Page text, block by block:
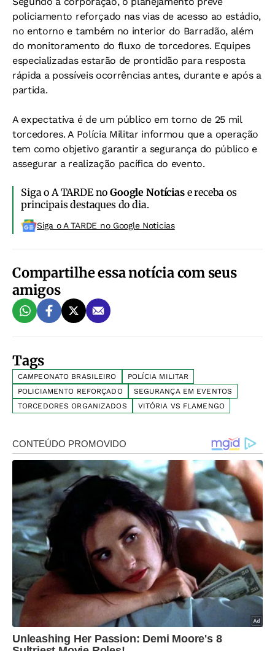
policiamento reforçado nas vias de acesso ao estádio,
no entorno e também no interior do Barradão, além
do monitoramento do fluxo de torcedores. Equipes
especializadas estarão de prontidão para resposta
rápida a possíveis ocorrências antes, durante e após a
partida.
A expectativa é de um público em torno de 25 mil
torcedores. A Polícia Militar informou que a operação
tem como objetivo garantir a segurança do público e
assegurar a realização pacífica do evento.
Siga o A TARDE noGoogle Notíciase receba os
principais destaques do dia.
Siga o A TARDE no Google Noticias
Compartilhe essa notícia com seus
amigos
Tags
CAMPEONATO BRASILEIRO
POLÍCIA MILITAR
POLICIAMENTO REFORÇADO
SEGURANÇA EM EVENTOS
TORCEDORES ORGANIZADOS
VITÓRIA VS FLAMENGO